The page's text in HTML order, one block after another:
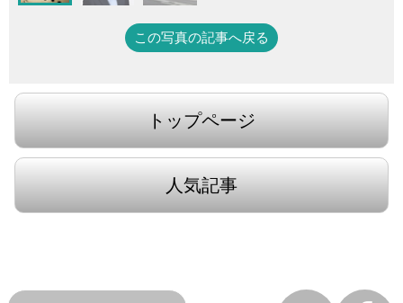
この写真の記事へ戻る
トップページ
人気記事